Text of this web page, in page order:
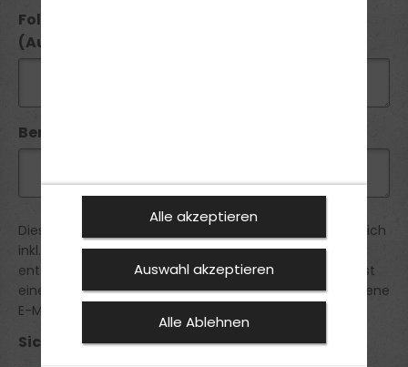
Folgende Führerscheine besitze ich seit
(Ausstellungsdatum):
Bemerkung:
Diese Anmeldung ist verbindlich. Die Preise verstehen sich
inkl. der gesetztlichen MwSt. Du erhältst von uns eine
entsprechende Bestätigung der Anmeldung. Du erhältst
eine Reservierungsbestätigung an die von dir angegebene
E-Mail Adresse.
Sicherheitsabfrage *:
Alle akzeptieren
Auswahl akzeptieren
Alle Ablehnen